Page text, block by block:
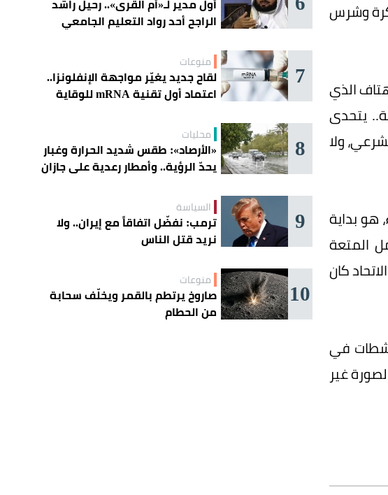
وشرس
الذي
يتحدى
ولا
هو بداية
المتعة
كان
في
غير
الراجح أحد رواد التعليم الجامعي
7 منوعات
لقاح جديد يغيّر مواجهة الإنفلونزا..
اعتماد أول تقنية mRNA للوقاية
8 محليات
«الأرصاد»: طقس شديد الحرارة وغبار
يحدّ الرؤية.. وأمطار رعدية على جازان
9 السياسة
ترمب: نفضّل اتفاقاً مع إيران.. ولا
نريد قتل الناس
10 منوعات
صاروخ يرتطم بالقمر ويخلّف سحابة
من الحطام